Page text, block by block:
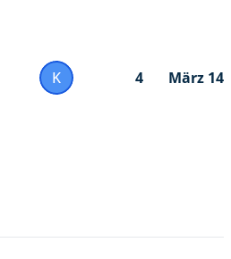
K 4 März 14